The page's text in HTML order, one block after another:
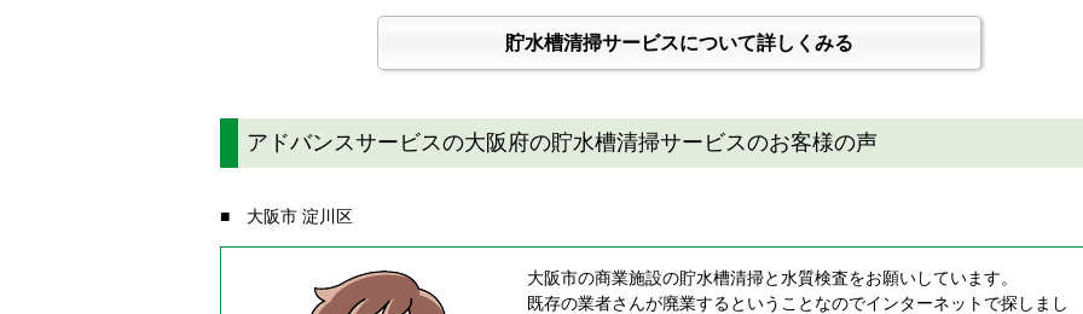
貯水槽清掃サービスについて詳しくみる
アドバンスサービスの大阪府の貯水槽清掃サービスのお客様の声
■ 大阪市 淀川区
大阪市の商業施設の貯水槽清掃と水質検査をお願いしています。
既存の業者さんが廃業するということなのでインターネットで探しまし